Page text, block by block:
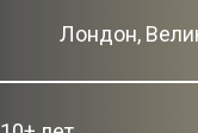
Лондон,